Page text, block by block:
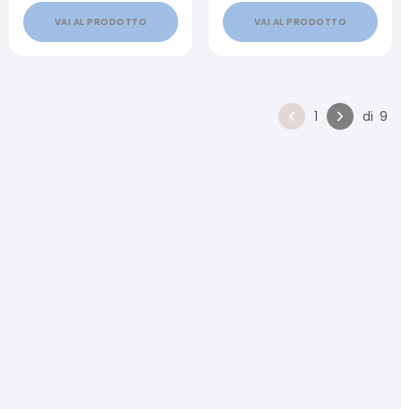
VAI AL PRODOTTO VAI AL PRODOTTO
1 di 9